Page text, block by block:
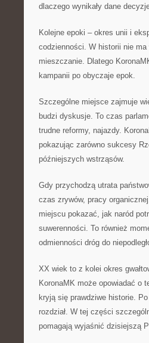
dlaczego wynikały dane
Kolejne epoki – okres unii i
codzienności. W historii nie
mieszczanie. Dlatego
kampanii po obyczaje epok.
Szczególne miejsce zajmuje
budzi dyskusje. To czas
trudne reformy, najazdy.
pokazując zarówno sukcesy
późniejszych wstrząsów.
Gdy przychodzą utrata
czas zrywów, pracy
miejscu pokazać, jak naród
suwerenności. To również
odmienności dróg do
XX wiek to z kolei okres
KoronaMK może opowiadać o
kryją się prawdziwe historie.
rozdział. W tej części
pomagają wyjaśnić dzisiejszą